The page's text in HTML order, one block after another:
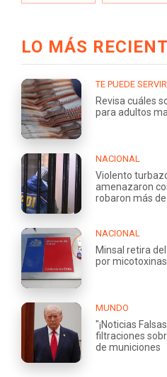
LO MÁS
TE PUEDE SERVIR
Revisa cuáles
para adultos
NACIONAL
Violento
amenazaron
robaron más
NACIONAL
Minsal retira
por
MUNDO
"¡Noticias
filtraciones
de municiones